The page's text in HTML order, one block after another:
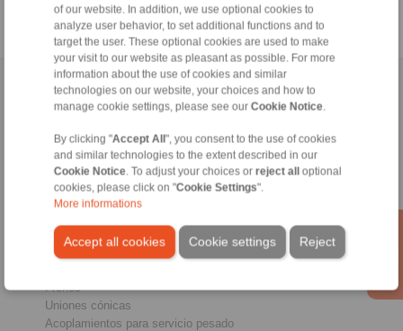
of our website. In addition, we use optional cookies to
analyze user behavior, to set additional functions and to
target the user. These optional cookies are used to make
your visit to our website as pleasant as possible. For more
information about the use of cookies and similar
technologies on our website, your choices and how to
manage cookie settings, please see our Cookie Notice
By clicking "Accept All", you consent to the use of cookies
and similar technologies to the extent described in our
Cookie Notice . To adjust your choices or reject alloptional
cookies, please click on "Cookie Settings".
More informations
Accept all cookies Reject
Cookie settings
Página inicial|Formulario de contacto|Impreso| Protección de datos
personales| Condiciones de entrega y pago|Acceso
Productos
Sumario
Frenos
Uniones cónicas
Acoplamientos para servicio pesado